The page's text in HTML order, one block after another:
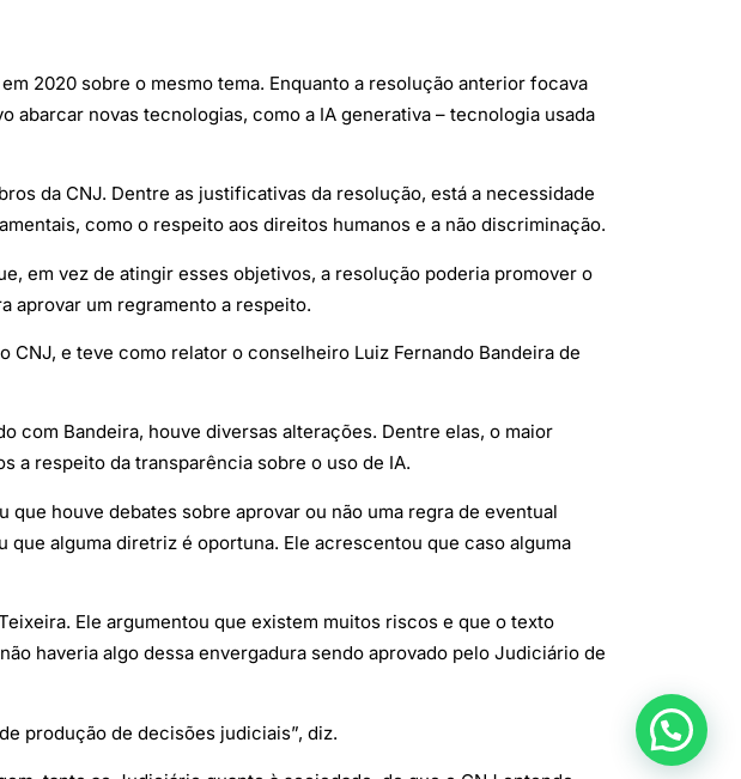
2020 sobre o mesmo tema. Enquanto a resolução anterior focava
novas tecnologias, como a IA generativa – tecnologia usada
da CNJ. Dentre as justificativas da resolução, está a necessidade
como o respeito aos direitos humanos e a não discriminação.
em vez de atingir esses objetivos, a resolução poderia promover o
aprovar um regramento a respeito.
e teve como relator o conselheiro Luiz Fernando Bandeira de
com Bandeira, houve diversas alterações. Dentre elas, o maior
a respeito da transparência sobre o uso de IA.
houve debates sobre aprovar ou não uma regra de eventual
alguma diretriz é oportuna. Ele acrescentou que caso alguma
Ele argumentou que existem muitos riscos e que o texto
haveria algo dessa envergadura sendo aprovado pelo Judiciário de
produção de decisões judiciais”, diz.